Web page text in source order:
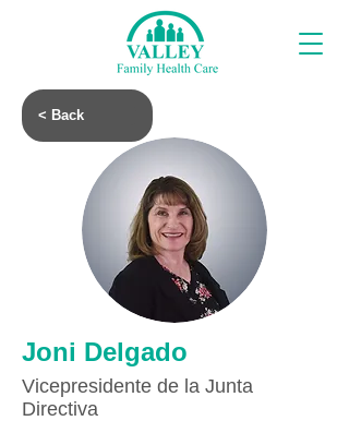
< Back
Joni Delgado
Vicepresidente de la Junta
Directiva